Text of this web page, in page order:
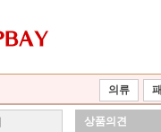
의류
상품의견